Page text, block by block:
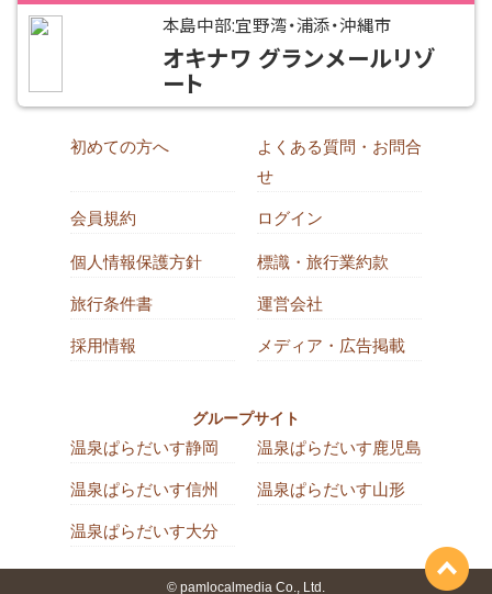
本島中部:宜野湾・浦添・沖縄市
オキナワ グランメールリゾ
ート
初めての方へ
よくある質問・お問合
せ
会員規約 ログイン
個人情報保護方針 標識・旅行業約款
旅行条件書 運営会社
採用情報 メディア・広告掲載
グループサイト
温泉ぱらだいす静岡 温泉ぱらだいす鹿児島
温泉ぱらだいす信州 温泉ぱらだいす山形
温泉ぱらだいす大分
© pamlocalmedia Co., Ltd.